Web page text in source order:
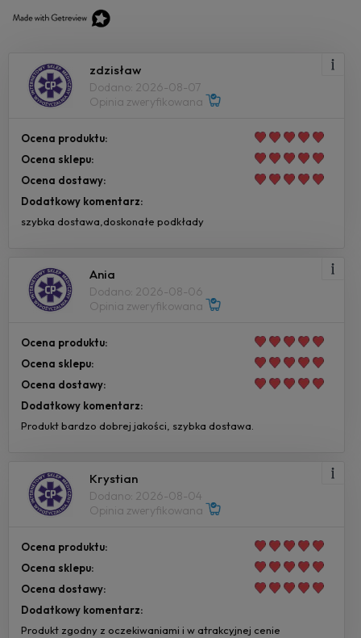
zdzisław
Dodano: 2026-08-07
Opinia zweryfikowana
Ocena produktu:
Ocena sklepu:
Ocena dostawy:
Dodatkowy komentarz:
szybka dostawa,doskonałe podkłady
Ania
Dodano: 2026-08-06
Opinia zweryfikowana
Ocena produktu:
Ocena sklepu:
Ocena dostawy:
Dodatkowy komentarz:
Produkt bardzo dobrej jakości, szybka dostawa.
Krystian
Dodano: 2026-08-04
Opinia zweryfikowana
Ocena produktu:
Ocena sklepu:
Ocena dostawy:
Dodatkowy komentarz:
Produkt zgodny z oczekiwaniami i w atrakcyjnej cenie